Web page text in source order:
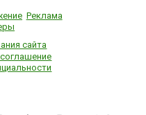
Реклама
сайта